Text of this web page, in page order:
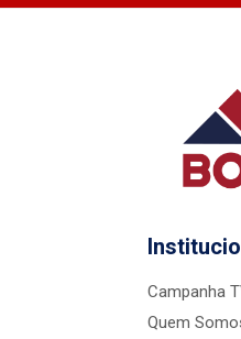
Campanha
Quem